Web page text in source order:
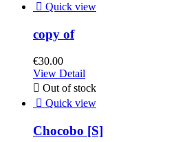
 Quick view
copy of
€30.00
View Detail
 Out of stock
 Quick view
Chocobo [S]